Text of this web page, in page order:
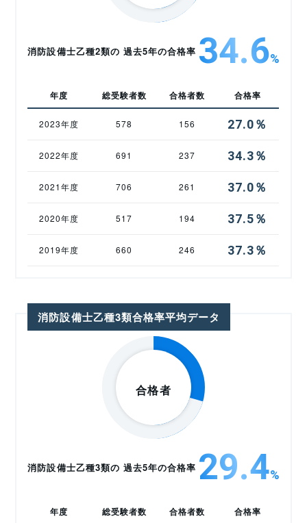
消防設備士乙種2類の 過去5年の合格率 34.6%
年度 総受験者数 合格者数 合格率
2023年度 578 156 27.0％
2022年度 691 237 34.3％
2021年度 706 261 37.0％
2020年度 517 194 37.5％
2019年度 660 246 37.3％
消防設備士乙種3類合格率平均データ
消防設備士乙種3類の 過去5年の合格率 29.4%
年度 総受験者数 合格者数 合格率